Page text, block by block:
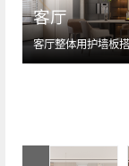
客厅